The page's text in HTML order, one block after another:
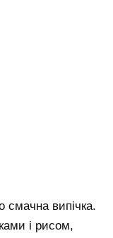
смачна випічка.
і рисом,